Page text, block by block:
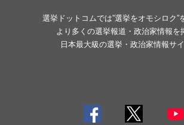
選挙ドットコムでは”選挙をオモシロク”
より多くの選挙報道・政治家情報を
日本最大級の選挙・政治家情報サ